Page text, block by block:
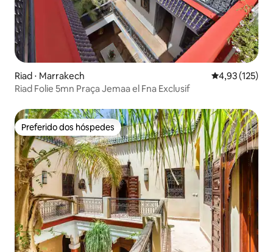
Riad ⋅ Marrakech 4,93 de uma
4,93 (125)
Riad Folie 5mn Praça Jemaa el Fna Exclusif
Preferido dos hóspedes
Preferido dos hóspedes